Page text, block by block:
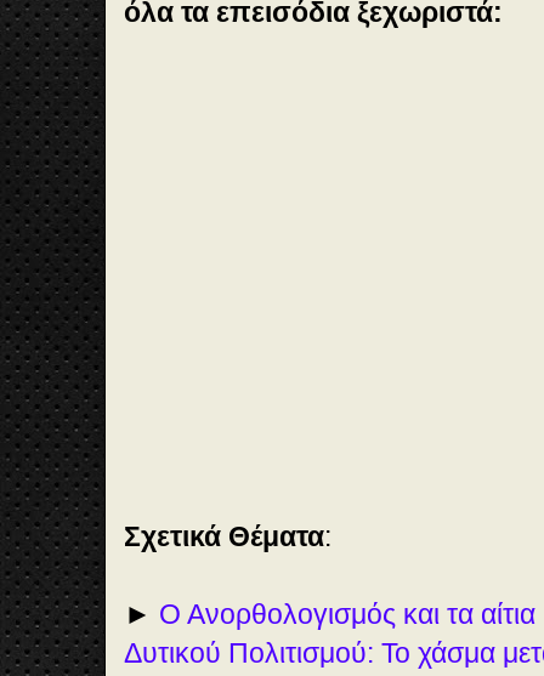
όλα τα επεισόδια ξεχωριστά:
🎞️
Vi
de
o
Σχετικά Θέματα:
► Ο Ανορθολογισμός και τα
Δυτικού Πολιτισμού: Το χάσμα